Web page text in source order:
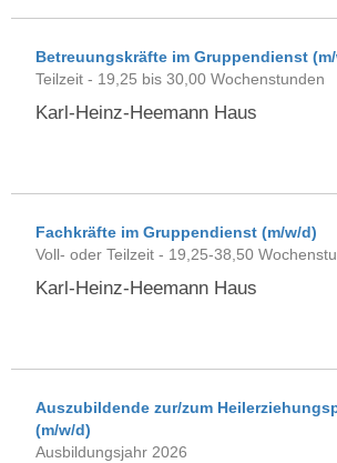
Betreuungskräfte im Gruppendienst
Teilzeit - 19,25 bis 30,00 Wochenstunden
Karl-Heinz-Heemann Haus
Fachkräfte im Gruppendienst (m/w/d)
Voll- oder Teilzeit - 19,25-38,50
Karl-Heinz-Heemann Haus
Auszubildende zur/zum
(m/w/d)
Ausbildungsjahr 2026